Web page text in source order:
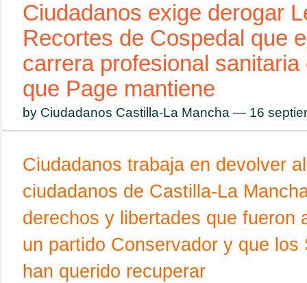
Ciudadanos exige derogar
Recortes de Cospedal que
carrera profesional sanitaria
que Page mantiene
by Ciudadanos Castilla-La Mancha — 16
Ciudadanos trabaja en devolver
ciudadanos de Castilla-La
derechos y libertades que fueron
un partido Conservador y que los
han querido recuperar